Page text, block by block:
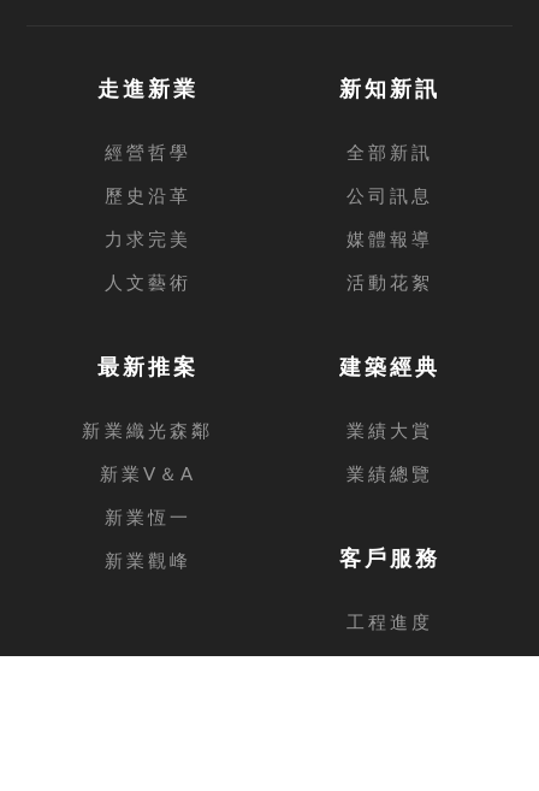
走進新業
經營哲學
歷史沿革
力求完美
人文藝術
新知新訊
全部新訊
公司訊息
媒體報導
活動花絮
最新推案
新業織光森鄰
新業V＆A
新業恆一
新業觀峰
建築經典
業績大賞
業績總覽
客戶服務
工程進度